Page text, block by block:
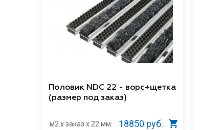
Половик NDC 22 - ворс+щетка
(размер под заказ)
м2 x заказ x 22 мм. 18850 руб.